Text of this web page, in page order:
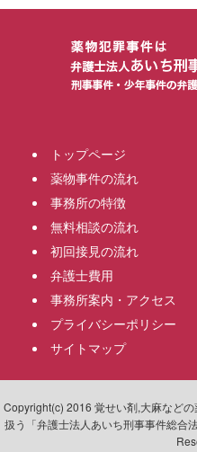
トップページ
薬物事件の流れ
事務所の特徴
無料相談の流れ
初回接見の流れ
弁護士費用
事務所案内・アクセス
プライバシーポリシー
サイトマップ
Copyright(c) 2016 覚せい剤,大麻など
扱う「弁護士法人あいち刑事事件総合